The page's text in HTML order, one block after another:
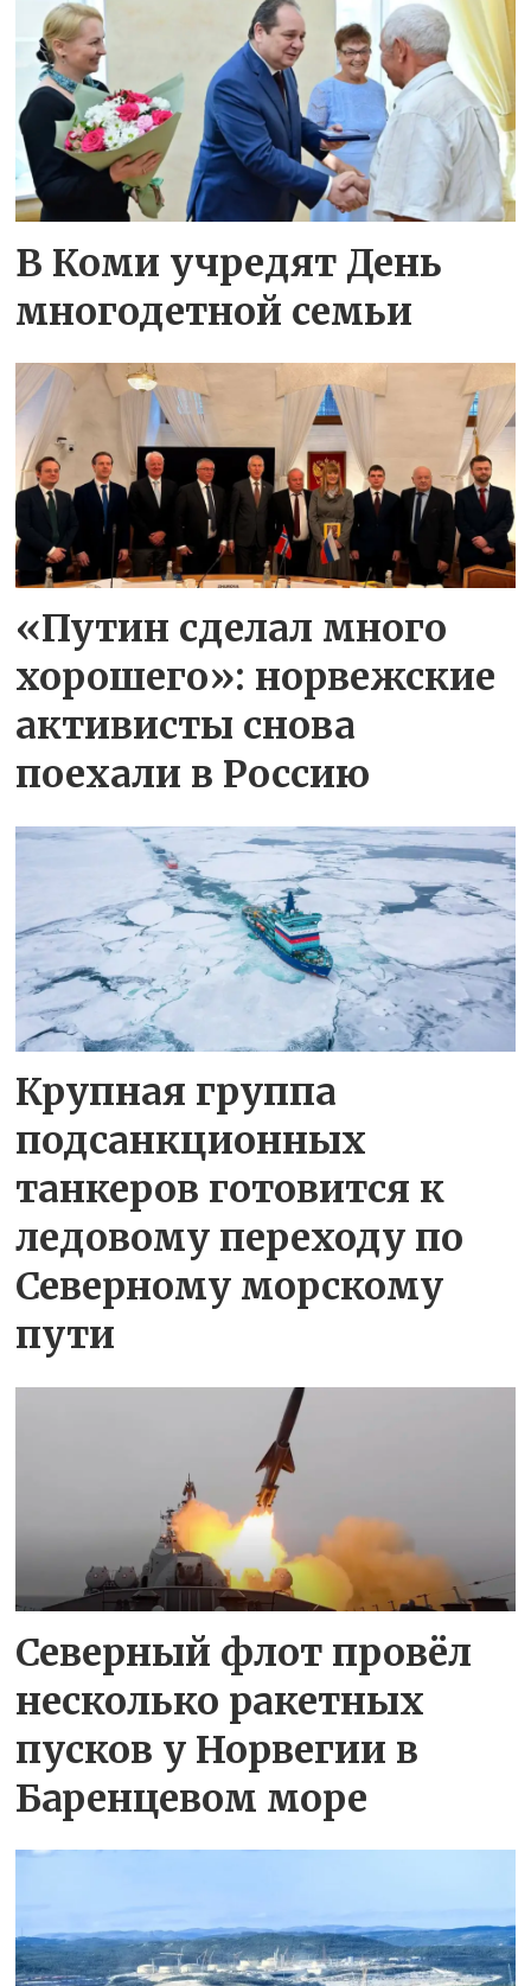
В Коми учредят День
многодетной семьи
«Путин сделал много
хорошего»: норвежские
активисты снова
поехали в Россию
Крупная группа
подсанкционных
танкеров готовится к
ледовому переходу по
Северному морскому
пути
Северный флот провёл
несколько ракетных
пусков у Норвегии в
Баренцевом море